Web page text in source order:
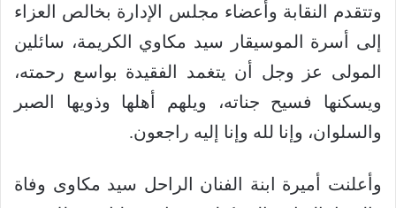
وتتقدم النقابة وأعضاء مجلس الإدارة بخالص العزاء
إلى أسرة الموسيقار سيد مكاوي الكريمة، سائلين
المولى عز وجل أن يتغمد الفقيدة بواسع رحمته،
ويسكنها فسيح جناته، ويلهم أهلها وذويها الصبر
والسلوان، وإنا لله وإنا إليه راجعون.
وأعلنت أميرة ابنة الفنان الراحل سيد مكاوى وفاة